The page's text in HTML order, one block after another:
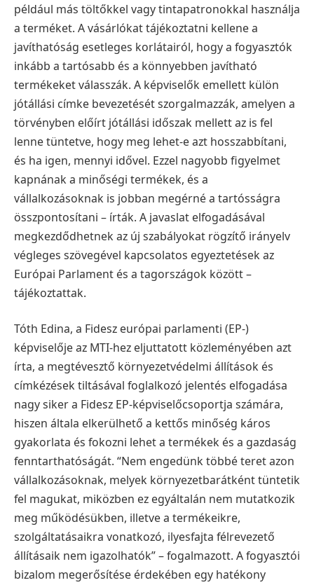
például más töltőkkel vagy tintapatronokkal használja
a terméket. A vásárlókat tájékoztatni kellene a
javíthatóság esetleges korlátairól, hogy a fogyasztók
inkább a tartósabb és a könnyebben javítható
termékeket válasszák. A képviselők emellett külön
jótállási címke bevezetését szorgalmazzák, amelyen a
törvényben előírt jótállási időszak mellett az is fel
lenne tüntetve, hogy meg lehet-e azt hosszabbítani,
és ha igen, mennyi idővel. Ezzel nagyobb figyelmet
kapnának a minőségi termékek, és a
vállalkozásoknak is jobban megérné a tartósságra
összpontosítani – írták. A javaslat elfogadásával
megkezdődhetnek az új szabályokat rögzítő irányelv
végleges szövegével kapcsolatos egyeztetések az
Európai Parlament és a tagországok között –
tájékoztattak.
Tóth Edina, a Fidesz európai parlamenti (EP-)
képviselője az MTI-hez eljuttatott közleményében azt
írta, a megtévesztő környezetvédelmi állítások és
címkézések tiltásával foglalkozó jelentés elfogadása
nagy siker a Fidesz EP-képviselőcsoportja számára,
hiszen általa elkerülhető a kettős minőség káros
gyakorlata és fokozni lehet a termékek és a gazdaság
fenntarthatóságát. “Nem engedünk többé teret azon
vállalkozásoknak, melyek környezetbarátként tüntetik
fel magukat, miközben ez egyáltalán nem mutatkozik
meg működésükben, illetve a termékeikre,
szolgáltatásaikra vonatkozó, ilyesfajta félrevezető
állításaik nem igazolhatók” – fogalmazott. A fogyasztói
bizalom megerősítése érdekében egy hatékony